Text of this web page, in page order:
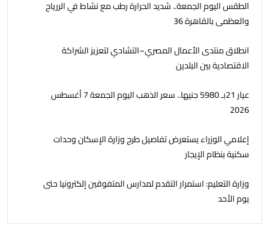
الطقس اليوم الجمعة.. شديد الحرارة رطب مع نشاط في الررياح
والعظمى بالقاهرة 36
انطلاق منتدى الأعمال المصري–التشادي لتعزيز الشراكة
الاقتصادية بين البلدين
عيار 21بـ 5980 جنيها.. سعر الذهب اليوم الجمعة 7 أغسطس
2026
إعلامي الوزراء يستعرض تفاصيل طرح وزارة الإسكان وحدات
سكنية بنظام الإيجار
وزارة التعليم: استمرار التقدم لمدارس المتفوقين إلكترونيا حتى
يوم الأحد